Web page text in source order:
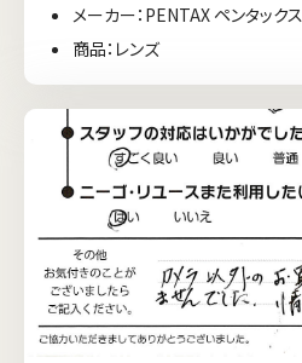
メーカー：PENTAX ペンタックス
商品：レンズ